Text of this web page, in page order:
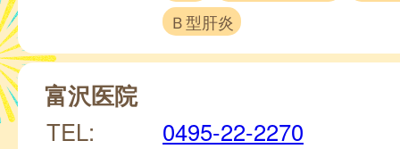
Ｂ型肝炎
富沢医院
TEL:
0495-22-2270